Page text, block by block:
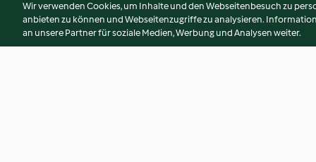
Wir verwenden Cookies, um Inhalte und den Webseitenbesuch zu
anbieten zu können und Webseitenzugriffe zu analysieren.
an unsere Partner für soziale Medien, Werbung und Analysen weiter.